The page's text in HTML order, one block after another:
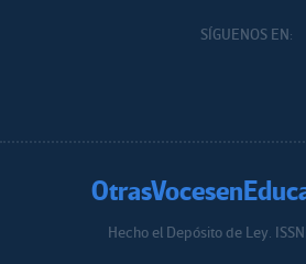
SÍGUENOS EN:
Hecho el Depósito de Ley.